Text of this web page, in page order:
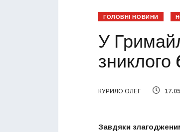
ГОЛОВНІ НОВИНИ
У
зниклого
КУРИЛО ОЛЕГ
Завдяки